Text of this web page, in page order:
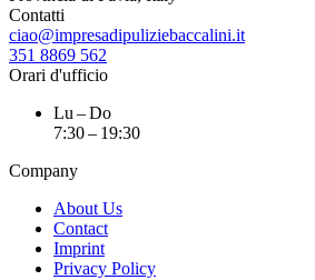
Contatti
ciao@impresadipuliziebaccalini.it
351 8869 562
Orari d'ufficio
Lu – Do
7:30 – 19:30
Company
About Us
Contact
Imprint
Privacy Policy